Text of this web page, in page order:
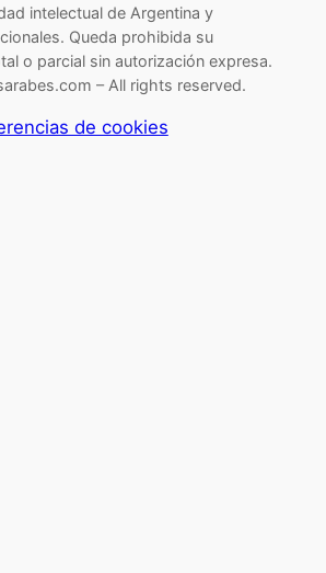
intelectual de Argentina y
Queda prohibida su
o parcial sin autorización expresa.
– All rights reserved.
de cookies